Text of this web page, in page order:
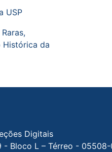
USP
Histórica da
Digitais
- Bloco L – Térreo -